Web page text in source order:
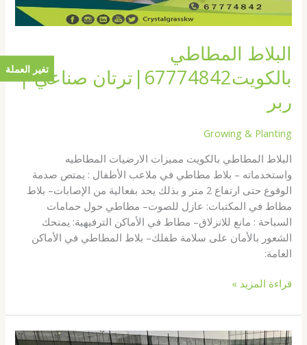
البلاط المطاطي
بالكويت67774842|ترتان صناعي |
ربر
Growing & Planting
البلاط المطاطي بالكويت مميزات الارضيات المطاطيه
واستخدماته – بلاط مطاطي في ملاعب الأطفال : يمتص صدمة
الوقوع حتى ارتفاع 2 متر و بذلك يحد بفعالية من الإصابات– بلاط
مطاط في المكتبات: عازل للصوت– مطاطي حول حمامات
السباحة : مانع للانزلاق– مطاط في الأماكن الترفيهية: يمنحك
الشعور بالأمان على سلامة طفلك– بلاط المطاطي في الأماكن
العامة:
قراءة المزيد »
انشاء
تغير العملة